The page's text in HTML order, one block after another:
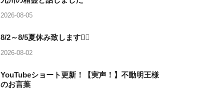
2026-08-05
8/2～8/5夏休み致します🙇‍♂️
2026-08-02
YouTubeショート更新！【実声！】不動明王様
のお言葉